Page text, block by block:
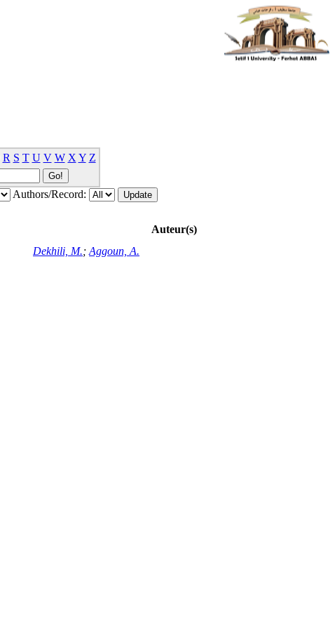
R S T U V W X Y Z
Authors/Record:
Auteur(s)
Dekhili, M.; Aggoun, A.